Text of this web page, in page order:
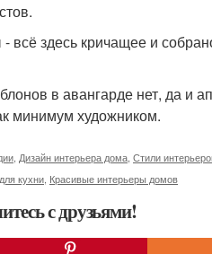
здесь кричащее и
в авангарде нет, да и
минимум художником.
Дизайн интерьера дома Стили
кухни Красивые интерьеры домов
с друзьями!